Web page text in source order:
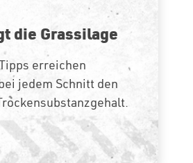
die Grassilage
erreichen
jedem Schnitt den